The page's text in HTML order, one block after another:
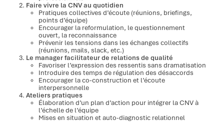
Faire vivre la CNV au quotidien
Pratiques collectives d’écoute (réunions, briefings,
points d’équipe)
Encourager la reformulation, le questionnement
ouvert, la reconnaissance
Prévenir les tensions dans les échanges collectifs
(réunions, mails, slack, etc.)
Le manager facilitateur de relations de qualité
Favoriser l’expression des ressentis sans dramatisation
Introduire des temps de régulation des désaccords
Encourager la co-construction et l’écoute
interpersonnelle
Ateliers pratiques
Élaboration d’un plan d’action pour intégrer la CNV à
l’échelle de l’équipe
Mises en situation et auto-diagnostic relationnel